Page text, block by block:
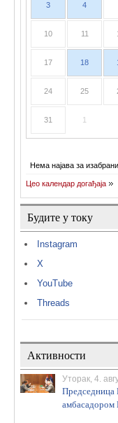
3 4
10 11
17 18
24 25
31 1
Нема најава за
Цео календар догађаја
Будите у току
Instagram
X
YouTube
Threads
Активности
Уторак, 4.
Председница
амбасадором